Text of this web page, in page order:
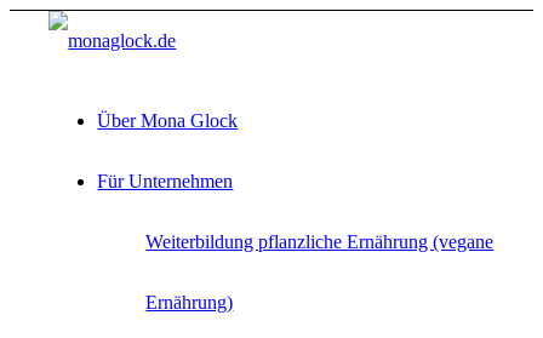
Über Mona Glock
Für Unternehmen
Weiterbildung pflanzliche Ernährung (vegane
Ernährung)